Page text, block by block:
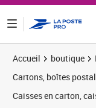
Accueil boutique
Cartons, boîtes
Caisses en carton,